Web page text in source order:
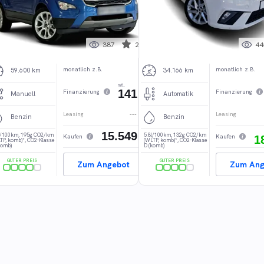
387 24
59.600 km
Manuell
Benzin
100km,195g CO2/km
komb)*,CO2-Klasse
GUTER PREIS
monatlich z.B.
Finanzierung
mtl.
141
Leasing ---
Kaufen 15.549
Zum Angebot
34.166 km
Automatik
Benzin
5.8l/100km,132g CO2/km
(WLTP, komb)*,CO2-Klasse
D (komb)
GUTER PREIS
monatlich z.B.
Finanzierung
Leasing
Kaufen
Zum